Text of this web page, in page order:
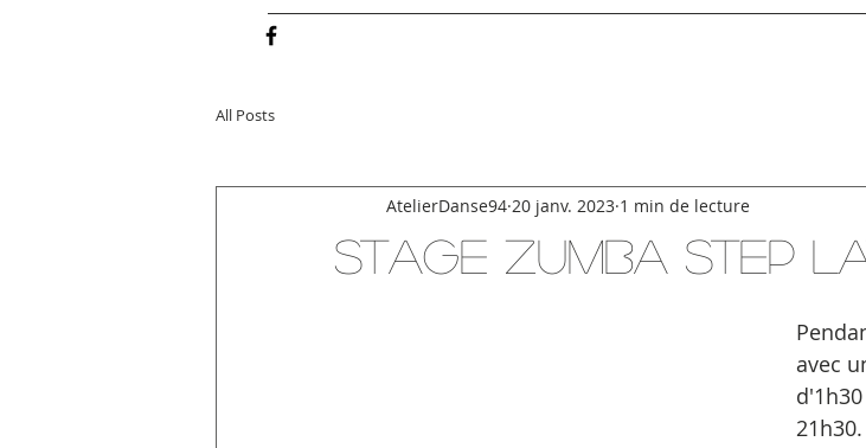
All Posts
Stage Zumba Step
AtelierDanse94 20 janv. 2023 1 min de lecture
avec
21h30.